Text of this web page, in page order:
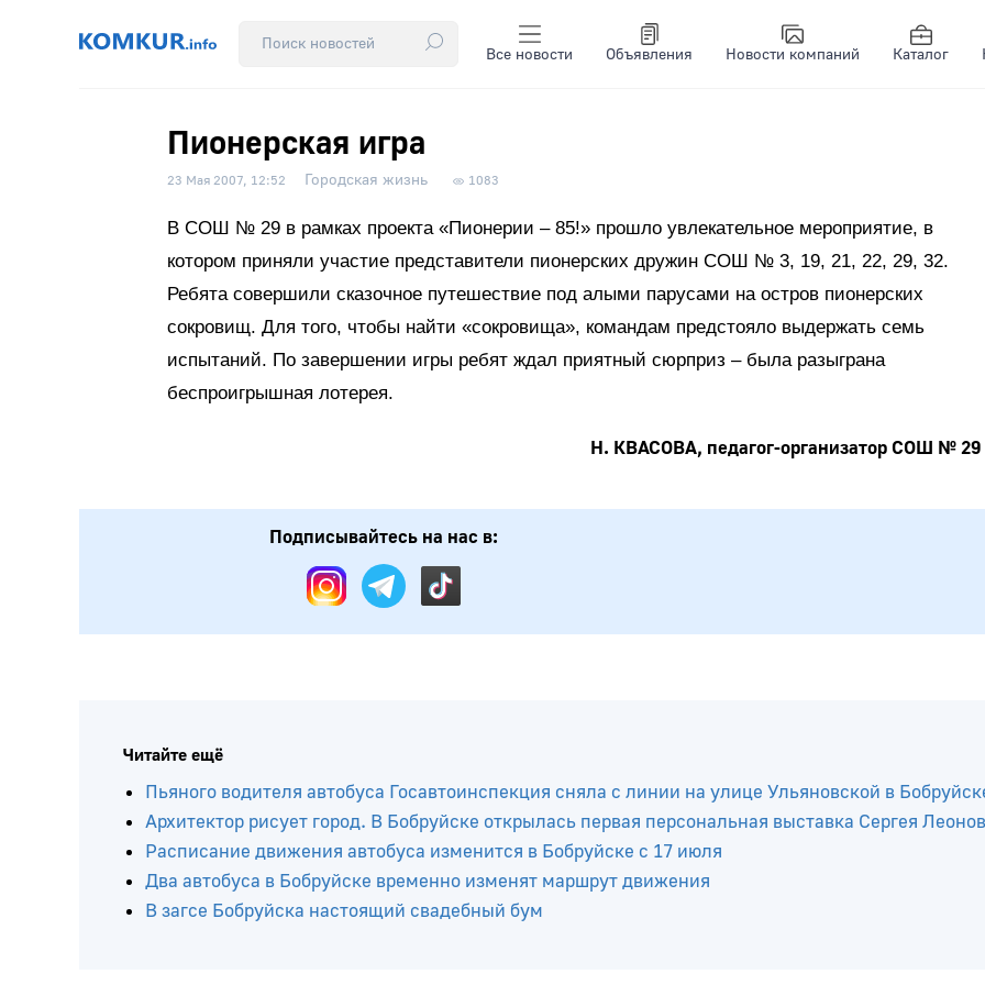
Все новости Объявления Новости компаний Каталог
Пионерская игра
23 Мая 2007, 12:52 Городская жизнь 1083
В СОШ № 29 в рамках проекта «Пионерии – 85!» прошло увлекательное мероприятие, в
котором приняли участие представители пионерских дружин СОШ № 3, 19, 21, 22, 29, 32.
Ребята совершили сказочное путешествие под алыми парусами на остров пионерских
сокровищ. Для того, чтобы найти «сокровища», командам предстояло выдержать семь
испытаний. По завершении игры ребят ждал приятный сюрприз – была разыграна
беспроигрышная лотерея.
Н. КВАСОВА, педагог-организатор СОШ № 29
Подписывайтесь на нас в:
Читайте ещё
Пьяного водителя автобуса Госавтоинспекция сняла с линии на улице Ульяновской в
Архитектор рисует город. В Бобруйске открылась первая персональная выставка Сергея
Расписание движения автобуса изменится в Бобруйске с 17 июля
Два автобуса в Бобруйске временно изменят маршрут движения
В загсе Бобруйска настоящий свадебный бум